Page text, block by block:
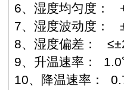
6、湿度均匀度：
7、湿度波动度：
8、湿度偏差：
9、升温速率：
10、降温速率：